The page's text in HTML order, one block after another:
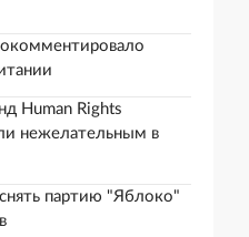
Human Rights
нежелательным в
партию "Яблоко"